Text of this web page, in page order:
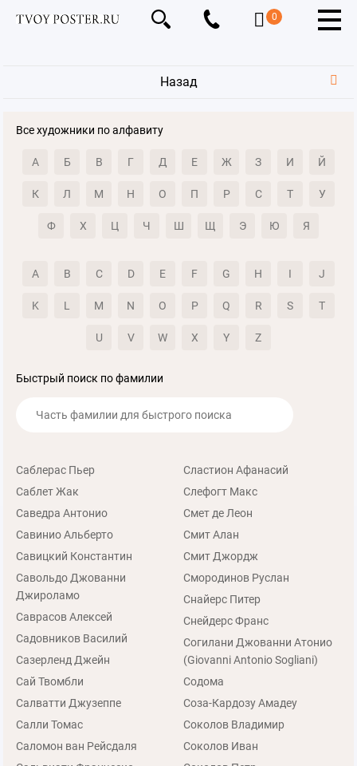
0
Назад
Все художники по алфавиту
А Б В Г Д Е Ж З И Й
К Л М Н О П Р С Т У
Ф Х Ц Ч Ш Щ Э Ю Я
A B C D E F G H I J
K L M N O P Q R S T
U V W X Y Z
Быстрый поиск по фамилии
Саблерас Пьер
Саблет Жак
Саведра Антонио
Савинио Альберто
Савицкий Константин
Савольдо Джованни
Джироламо
Саврасов Алексей
Садовников Василий
Сазерленд Джейн
Сай Твомбли
Салватти Джузеппе
Салли Томас
Саломон ван Рейсдаля
Сластион Афанасий
Слефогт Макс
Смет де Леон
Смит Алан
Смит Джордж
Смородинов Руслан
Снайерс Питер
Снейдерс Франс
Согилани Джованни Атонио
(Giovanni Antonio Sogliani)
Содома
Соза-Кардозу Амадеу
Соколов Владимир
Соколов Иван